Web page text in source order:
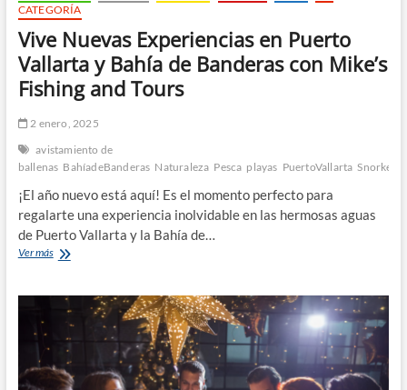
CATEGORÍA
Vive Nuevas Experiencias en Puerto
Vallarta y Bahía de Banderas con Mike’s
Fishing and Tours
2 enero, 2025
avistamiento de
ballenas BahíadeBanderas Naturaleza Pesca playas PuertoVallarta
¡El año nuevo está aquí! Es el momento perfecto para
regalarte una experiencia inolvidable en las hermosas aguas
de Puerto Vallarta y la Bahía de…
Ver másVive
en
Puerto
Bahía
de